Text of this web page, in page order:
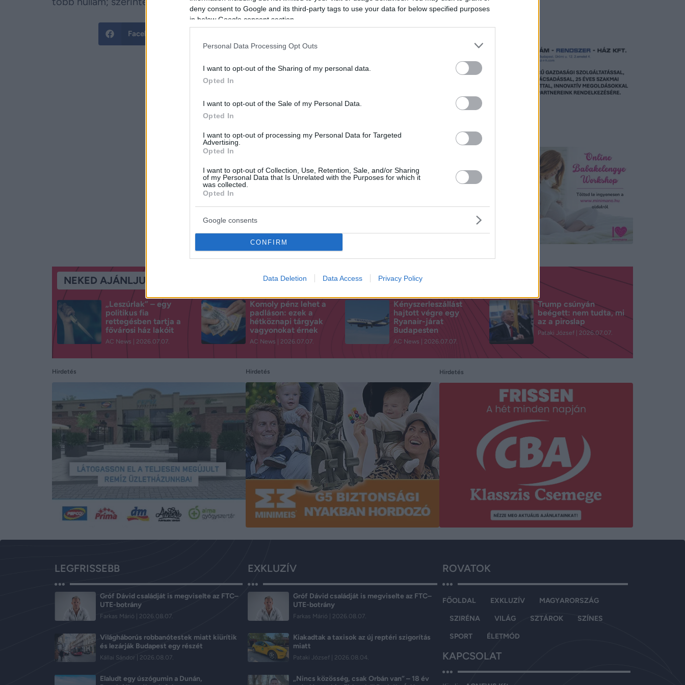
deny consent to Google and its third-party tags to use your data for below specified purposes
in below Google consent section.
Personal Data Processing Opt Outs
I want to opt-out of the Sharing of my personal data.
Opted In
I want to opt-out of the Sale of my Personal Data.
Opted In
I want to opt-out of processing my Personal Data for Targeted
Advertising.
Opted In
I want to opt-out of Collection, Use, Retention, Sale, and/or Sharing
of my Personal Data that Is Unrelated with the Purposes for which it
was collected.
Opted In
Google consents
CONFIRM
Data Deletion Data Access Privacy Policy
Facebook
NEKED AJÁNLJUK
„Leszúrlak” – egy
politikus fia
rettegésben tartja a
fővárosi ház lakóit
AC News 2026.07.07.
Komoly pénz lehet a
padláson: ezek a
hétköznapi tárgyak
vagyonokat érnek
AC News 2026.07.07.
Kényszerleszállást
hajtott végre egy
Ryanair-járat
Budapesten
AC News 2026.07.07.
Trump csúnyán
beégett: nem tudta, mi
az a piroslap
Pataki József 2026.07.07.
Hirdetés Hirdetés Hirdetés
LEGFRISSEBB
Gróf Dávid családját is megviselte az FTC–
UTE-botrány
Farkas Márió 2026.08.07.
Világháborús robbanótestek miatt kiürítik
és lezárják Budapest egy részét
Kállai Sándor 2026.08.07.
Elaludt egy úszógumin a Dunán,
EXKLUZÍV
Gróf Dávid családját is megviselte az FTC–
UTE-botrány
Farkas Márió 2026.08.07.
Kiakadtak a taxisok az új reptéri szigorítás
miatt
Pataki József 2026.08.04.
„Nincs közösség, csak Orbán van” – 18 év
ROVATOK
FŐOLDAL EXKLUZÍV MAGYARORSZÁG
SZIRÉNA VILÁG SZTÁROK SZÍNES
SPORT ÉLETMÓD
KAPCSOLAT